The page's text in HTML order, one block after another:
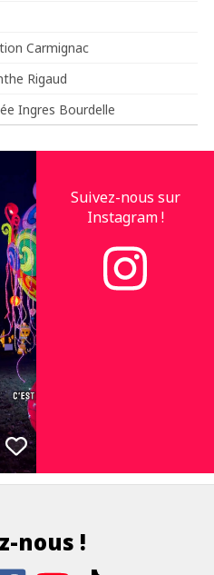
Carmignac
Rigaud
Ingres Bourdelle
Suivez-nous sur
Instagram !
nous !